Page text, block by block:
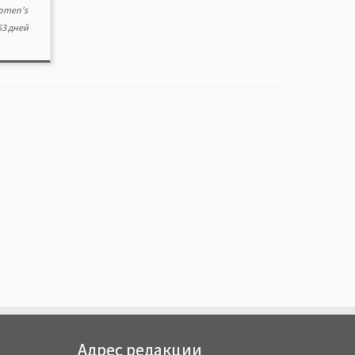
дней
Адрес редакции